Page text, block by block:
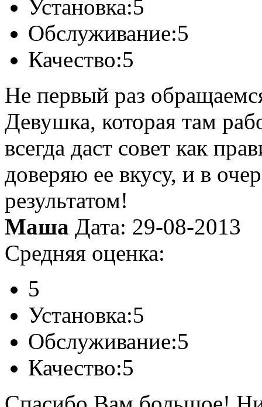
Установка:5
Обслуживание:5
Качество:5
Не первый раз
Девушка, которая там
всегда даст совет как
доверяю ее вкусу, и в
результатом!
Маша Дата: 29-08-2013
Средняя оценка:
5
Установка:5
Обслуживание:5
Качество:5